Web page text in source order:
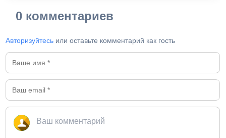
0 комментариев
Авторизуйтесь или оставьте комментарий как гость